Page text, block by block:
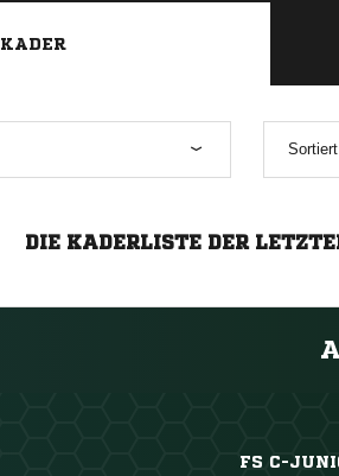
KADER
DIE KADERLISTE DER
FS C-